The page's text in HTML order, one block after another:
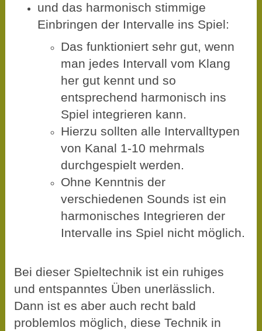
und das harmonisch stimmige
Einbringen der Intervalle ins Spiel:
Das funktioniert sehr gut, wenn
man jedes Intervall vom Klang
her gut kennt und so
entsprechend harmonisch ins
Spiel integrieren kann.
Hierzu sollten alle Intervalltypen
von Kanal 1-10 mehrmals
durchgespielt werden.
Ohne Kenntnis der
verschiedenen Sounds ist ein
harmonisches Integrieren der
Intervalle ins Spiel nicht möglich.
Bei dieser Spieltechnik ist ein ruhiges
und entspanntes Üben unerlässlich.
Dann ist es aber auch recht bald
problemlos möglich, diese Technik in